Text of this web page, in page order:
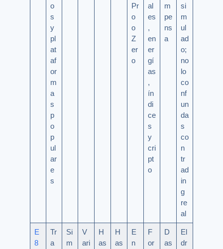
o
s
y
pl
at
af
or
m
a
s
p
o
p
ul
ar
e
s
Pr
o
o
Z
er
o
al
es
,
en
er
gí
as
,
ín
di
ce
s
y
cri
pt
o
m
pe
ns
a
si
m
ul
ad
o;
no
lo
co
nf
un
da
s
co
n
tr
ad
in
g
re
al
E
8
Tr
a
Si
m
V
ari
H
as
H
as
E
n
F
or
D
as
El
dr